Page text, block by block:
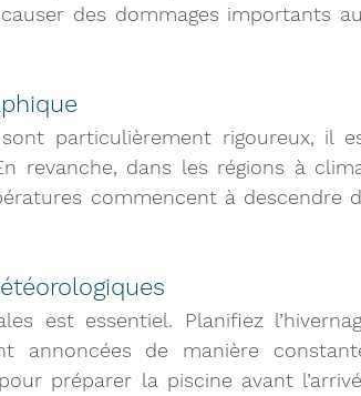
des dommages importants
particulièrement rigoureux, il
revanche, dans les régions à
commencent à descendre
est essentiel. Planifiez
annoncées de manière
préparer la piscine avant